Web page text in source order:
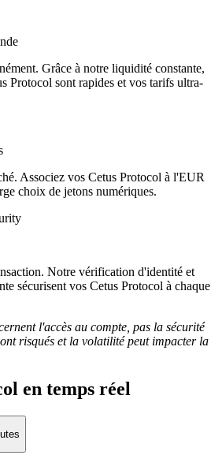
Grâce à notre liquidité constante,
Protocol sont rapides et vos tarifs ultra-
Associez vos Cetus Protocol à l'EUR
choix de jetons numériques.
Notre vérification d'identité et
sécurisent vos Cetus Protocol à chaque
l'accès au compte, pas la sécurité
risqués et la volatilité peut impacter la
en temps réel